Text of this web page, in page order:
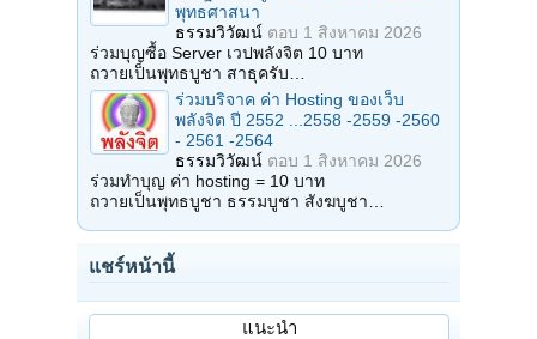
พุทธศาสนา
ธรรมวิวัฒน์ ตอบ 1 สิงหาคม 2026
ร่วมบุญซื้อ Server เวปพลังจิต 10 บาท
ถวายเป็นพุทธบูชา สาธุครับ…
ร่วมบริจาค ค่า Hosting ของเว็บ
พลังจิต ปี 2552 ...2558 -2559 -2560
- 2561 -2564
ธรรมวิวัฒน์ ตอบ 1 สิงหาคม 2026
ร่วมทำบุญ ค่า hosting = 10 บาท
ถวายเป็นพุทธบูชา ธรรมบูชา สังฆบูชา…
แชร์หน้านี้
แนะนำ